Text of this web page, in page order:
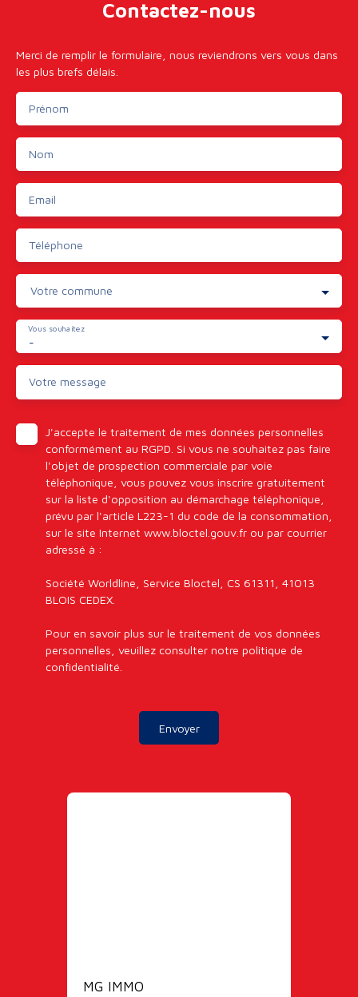
Contactez-nous
Merci de remplir le formulaire, nous reviendrons vers vous dans
les plus brefs délais.
Prénom
Nom
Email
Téléphone
Votre commune
-
Vous souhaitez
Votre message
J'accepte le traitement de mes données personnelles
conformément au RGPD. Si vous ne souhaitez pas faire
l'objet de prospection commerciale par voie
téléphonique, vous pouvez vous inscrire gratuitement
sur la liste d'opposition au démarchage téléphonique,
prévu par l'article L223-1 du code de la consommation,
sur le site Internet www.bloctel.gouv.fr ou par courrier
adressé à :
Société Worldline, Service Bloctel, CS 61311, 41013
BLOIS CEDEX.
Pour en savoir plus sur le traitement de vos données
personnelles, veuillez consulter notre politique de
confidentialité
Envoyer
MG IMMO